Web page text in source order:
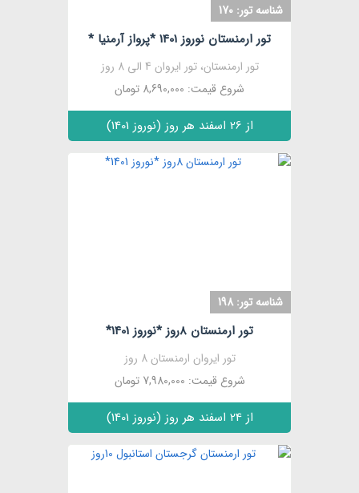
شناسه تور: 170
تور ارمنستان نوروز 1401 *پرواز آرمنیا *
تور ارمنستان، تور ایروان 4 الی 8 روز
شروع قیمت: 8,690,000 تومان
از 26 اسفند هر روز (نوروز 1401)
شناسه تور: 198
تور ارمنستان 8روز *نوروز 1401*
تور ایروان ارمنستان 8 روز
شروع قیمت: 7,980,000 تومان
از 24 اسفند هر روز (نوروز 1401)